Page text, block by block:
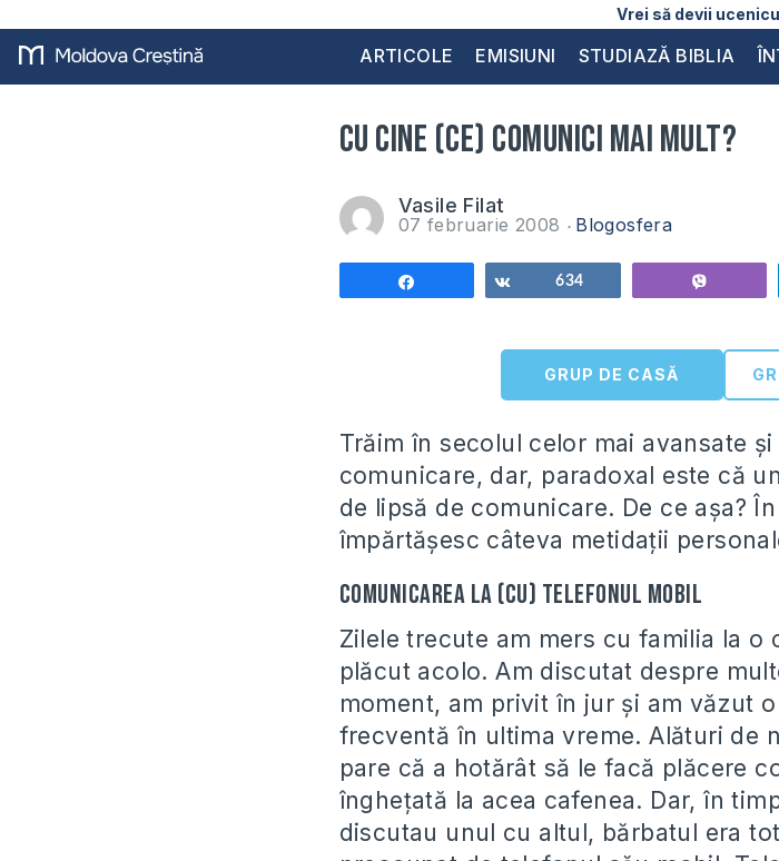
Vrei să devii
ARTICOLE EMISIUNI STUDIAZĂ BIBLIA
Cu cine (ce) comunici mai mult?
Vasile Filat
07 februarie 2008 Blogosfera
Share634
GRUP DE CASĂ
Trăim în secolul celor mai avansate
comunicare, dar, paradoxal este că
de lipsă de comunicare. De ce aşa?
împărtăşesc câteva metidaţii
Comunicarea la (cu) telefonul mobil
Zilele trecute am mers cu familia la o
plăcut acolo. Am discutat despre
moment, am privit în jur şi am văzut
frecventă în ultima vreme. Alături de
pare că a hotărât să le facă plăcere
îngheţată la acea cafenea. Dar, în
discutau unul cu altul, bărbatul era